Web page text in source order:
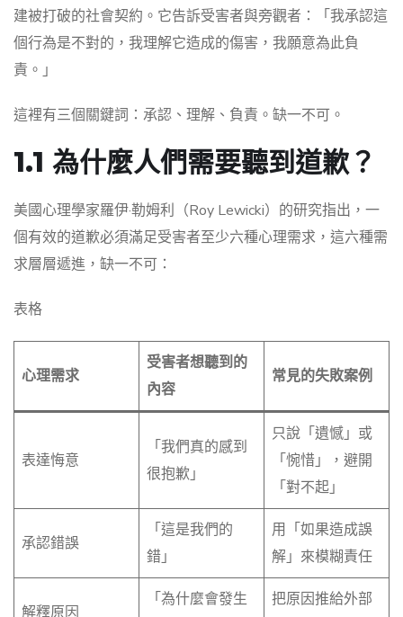
建被打破的社會契約。它告訴受害者與旁觀者：「我承認這
個行為是不對的，我理解它造成的傷害，我願意為此負
責。」
這裡有三個關鍵詞：承認、理解、負責。缺一不可。
1.1 為什麼人們需要聽到道歉？
美國心理學家羅伊·勒姆利（Roy Lewicki）的研究指出，一
個有效的道歉必須滿足受害者至少六種心理需求，這六種需
求層層遞進，缺一不可：
表格
心理需求
受害者想聽到的
內容
常見的失敗案例
表達悔意
「我們真的感到
很抱歉」
只說「遺憾」或
「惋惜」，避開
「對不起」
承認錯誤
「這是我們的
錯」
用「如果造成誤
解」來模糊責任
解釋原因
「為什麼會發生
把原因推給外部